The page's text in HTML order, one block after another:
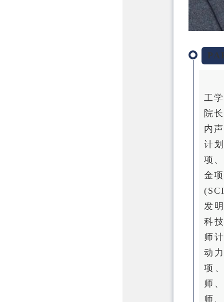
工
院
内
计
项
金
发
科
师
动
项
师
师